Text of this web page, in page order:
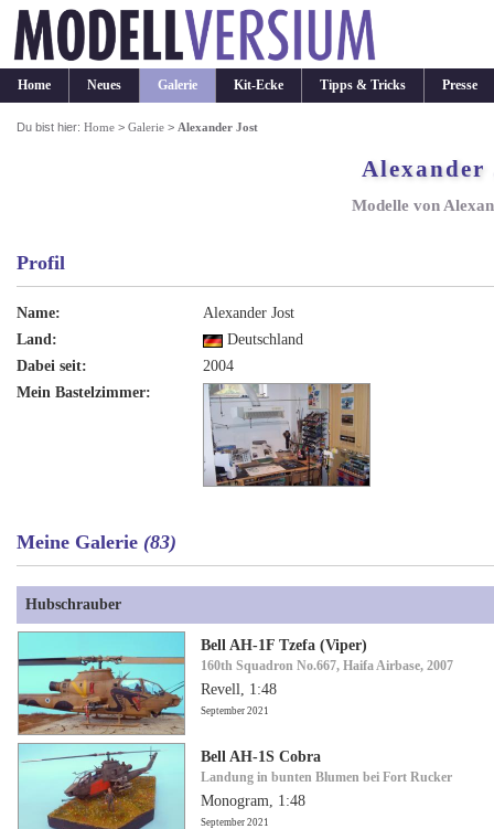
Home Neues Galerie Kit-Ecke Tipps & Tricks Presse
Du bist hier:Home >Galerie > Alexander Jost
Alexander
Modelle von
Profil
Name:
Alexander Jost
Land:
Deutschland
Dabei seit:
2004
Mein Bastelzimmer:
Meine Galerie (83)
Hubschrauber
Bell AH-1F Tzefa (Viper)
160th Squadron No.667, Haifa Airbase, 2007
Revell, 1:48
September 2021
Bell AH-1S Cobra
Landung in bunten Blumen bei Fort Rucker
Monogram, 1:48
September 2021